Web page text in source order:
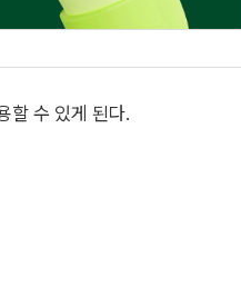
할 수 있게 된다.